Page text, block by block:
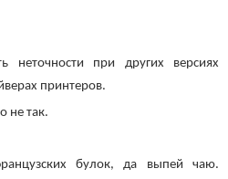
неточности при других версиях
принтеров.
не так.
булок, да выпей чаю.